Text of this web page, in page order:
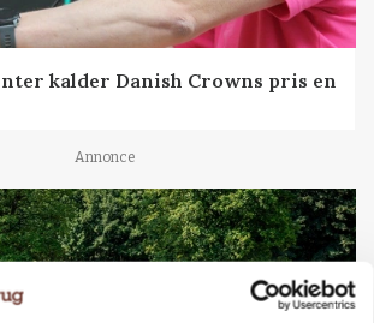
kalder Danish Crowns pris en
Annonce